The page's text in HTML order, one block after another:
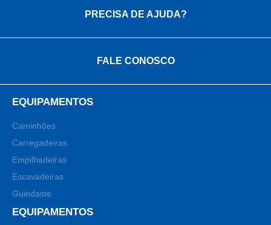
PRECISA DE AJUDA?
FALE CONOSCO
EQUIPAMENTOS
Caminhões
Carregadeiras
Empilhadeiras
Escavadeiras
Guindaste
EQUIPAMENTOS